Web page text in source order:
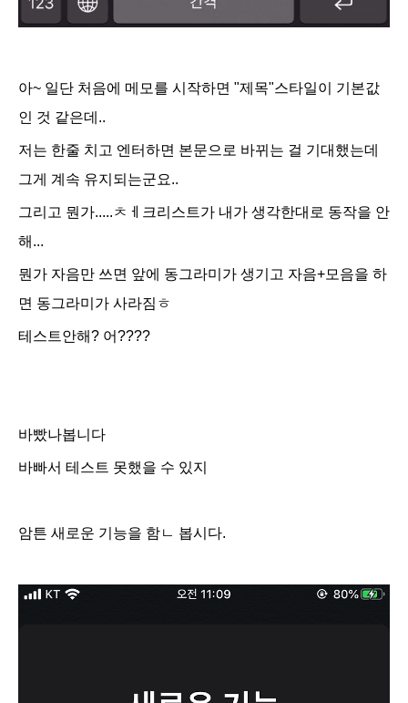
아~ 일단 처음에 메모를 시작하면 "제목"스타일이 기본값
인 것 같은데..
저는 한줄 치고 엔터하면 본문으로 바뀌는 걸 기대했는데
그게 계속 유지되는군요..
그리고 뭔가.....ㅊㅔ크리스트가 내가 생각한대로 동작을 안
해...
뭔가 자음만 쓰면 앞에 동그라미가 생기고 자음+모음을 하
면 동그라미가 사라짐ㅎ
테스트안해? 어????
바빴나봅니다
바빠서 테스트 못했을 수 있지
암튼 새로운 기능을 함ㄴ 봅시다.